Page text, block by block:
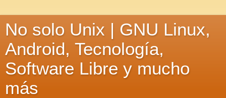
No solo Unix | GNU Linux,
Android, Tecnología,
Software Libre y mucho
más